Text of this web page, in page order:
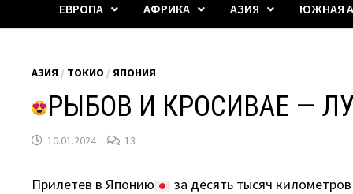
ЕВРОПА АФРИКА АЗИЯ ЮЖНАЯ
АЗИЯ / ТОКИО /ЯПОНИЯ
РЫБОВ И КРОСИВАЕ —
10.01.2024 13
Прилетев в Японию
за десять тысяч